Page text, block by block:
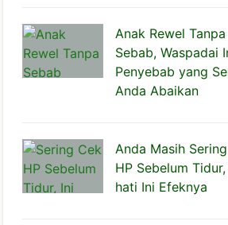
Anak Rewel Tanpa
Sebab, Waspadai
Penyebab yang
Anda Abaikan
Anda Masih
HP Sebelum
hati Ini Efeknya